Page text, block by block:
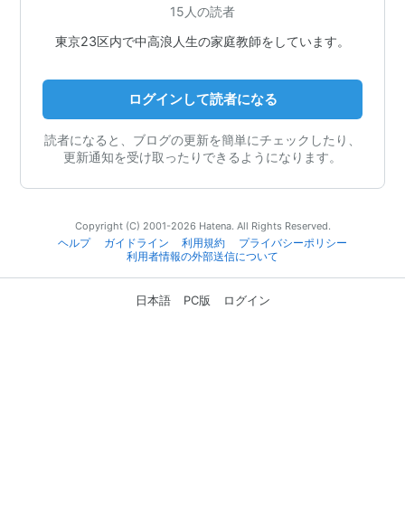
15人の読者
東京23区内で中高浪人生の家庭教師をしています。
ログインして読者になる
読者になると、ブログの更新を簡単にチェックしたり、
更新通知を受け取ったりできるようになります。
Copyright (C) 2001-2026 Hatena. All Rights Reserved.
ヘルプ
ガイドライン 利用規約
プライバシーポリシー
利用者情報の外部送信について
日本語 PC版 ログイン